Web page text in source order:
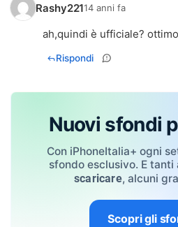
Rashy22114 anni fa
ah,quindi è ufficiale?
Rispondi
Nuovi sfondi
Con iPhoneItalia+ ogni
sfondo esclusivo. E tanti
scaricare, alcuni
Scopri gli